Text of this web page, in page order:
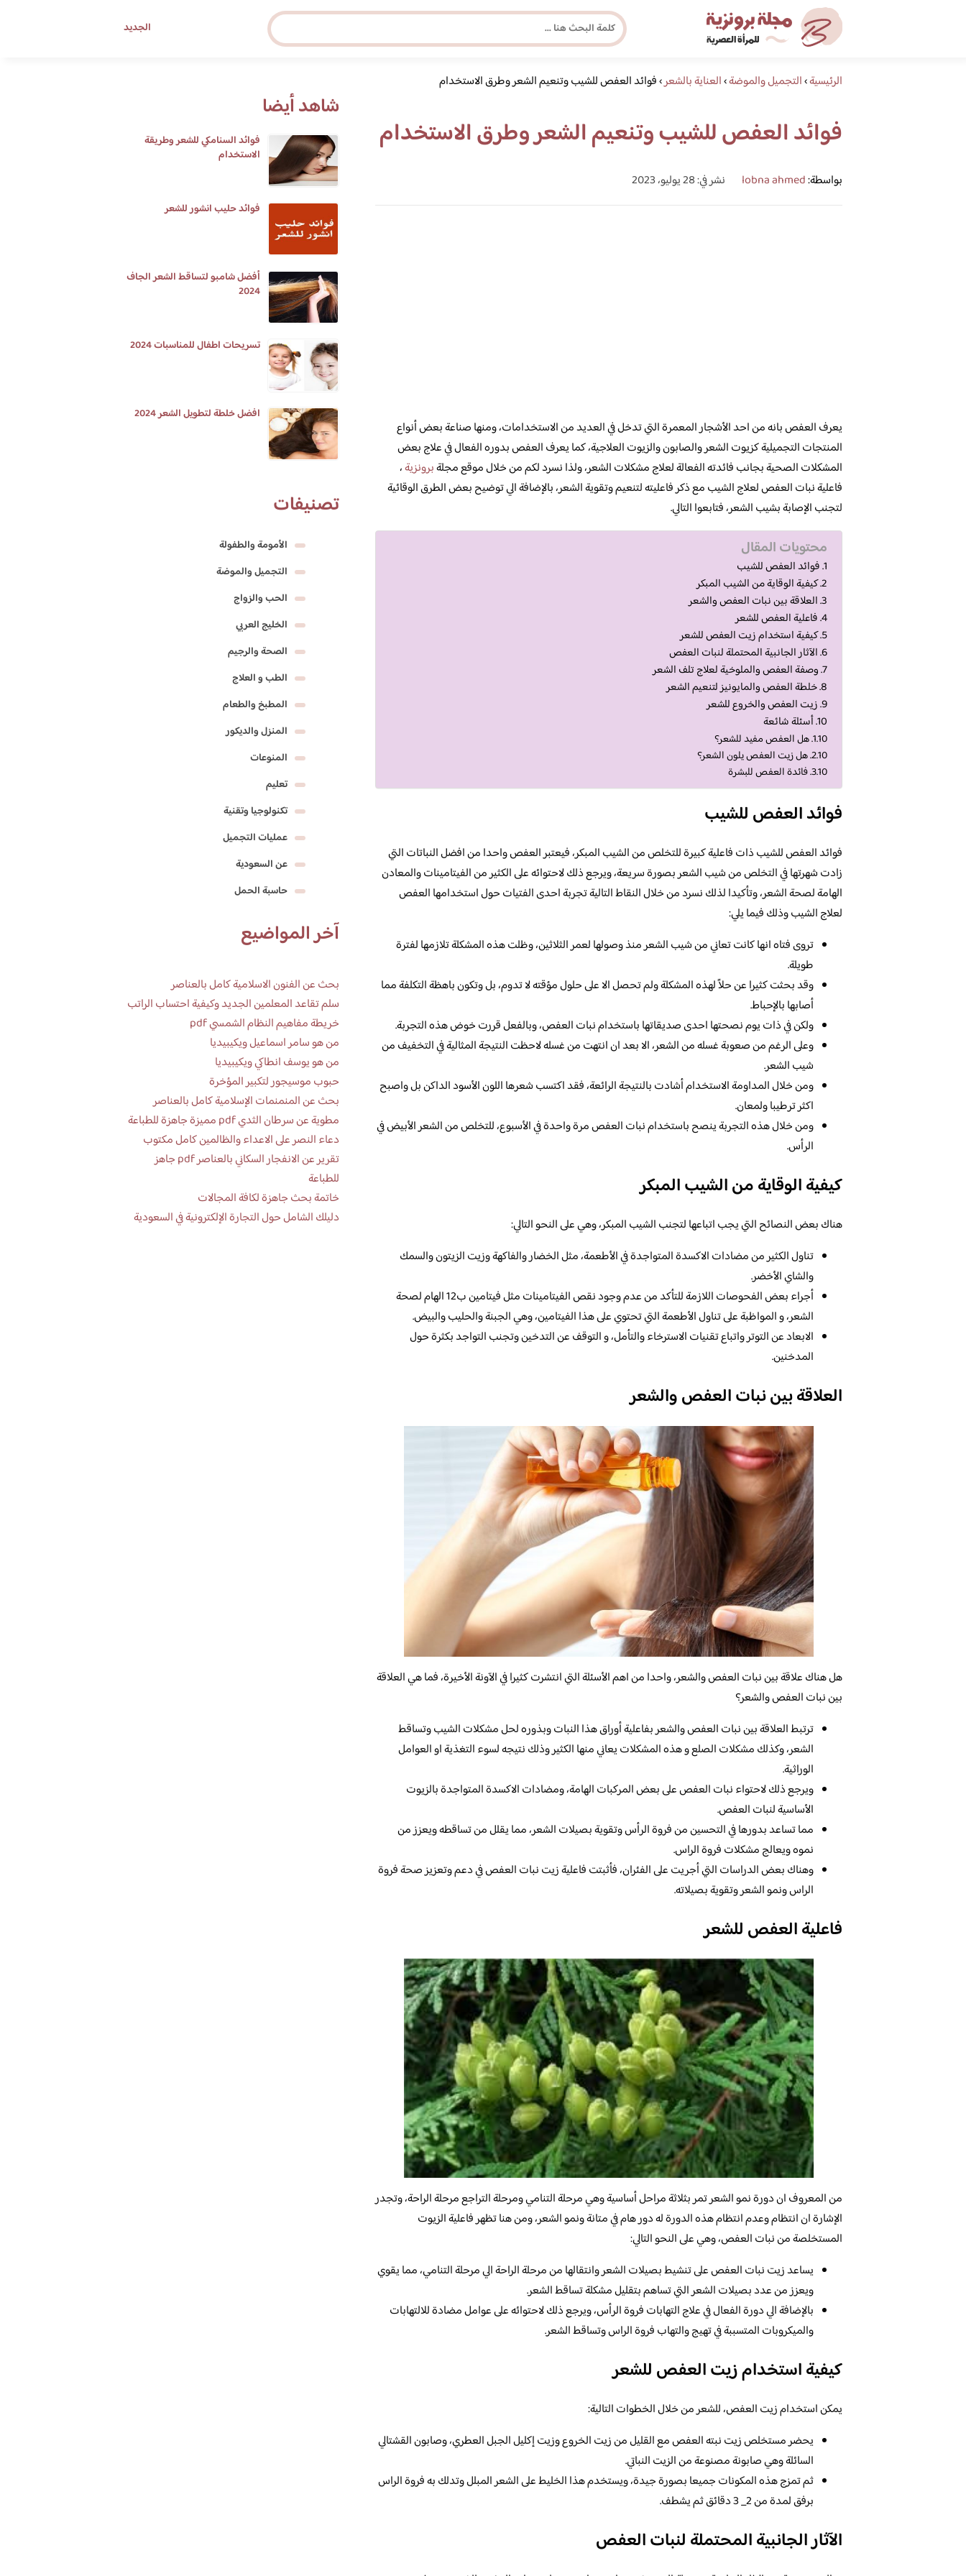
الجديد
مجلة برونزية للفتاة العصرية
ابحث عن أي موضوع يهمك
الرئيسية›التجميل والموضة›العناية بالشعر›فوائد العفص للشيب وتنعيم الشعر وطرق الاستخدام
فوائد العفص للشيب وتنعيم الشعر وطرق الاستخدام
بواسطة:lobna ahmed نشر في: 28 يوليو، 2023
يعرف العفص بانه من احد الأشجار المعمرة التي تدخل في العديد من الاستخدامات، ومنها صناعة بعض أنواع
المنتجات التجميلية كزيوت الشعر والصابون والزيوت العلاجية، كما يعرف العفص بدوره الفعال في علاج بعض
المشكلات الصحية بجانب فائدته الفعالة لعلاج مشكلات الشعر، ولذا نسرد لكم من خلال موقع مجلةبرونزية،
فاعلية نبات العفص لعلاج الشيب مع ذكر فاعليته لتنعيم وتقوية الشعر، بالإضافة الي توضيح بعض الطرق الوقائية
لتجنب الإصابة بشيب الشعر، فتابعوا التالي.
محتويات المقال
فوائد العفص للشيب
كيفية الوقاية من الشيب المبكر
العلاقة بين نبات العفص والشعر
فاعلية العفص للشعر
كيفية استخدام زيت العفص للشعر
الآثار الجانبية المحتملة لنبات العفص
وصفة العفص والملوخية لعلاج تلف الشعر
خلطة العفص والمايونيز لتنعيم الشعر
زيت العفص والخروع للشعر
أسئلة شائعة
هل العفص مفيد للشعر؟
هل زيت العفص يلون الشعر؟
فائدة العفص للبشرة
فوائد العفص للشيب
فوائد العفص للشيب ذات فاعلية كبيرة للتخلص من الشيب المبكر، فيعتبر العفص واحدا من افضل النباتات التي
زادت شهرتها في التخلص من شيب الشعر بصورة سريعة، ويرجع ذلك لاحتوائه على الكثير من الفيتامينات والمعادن
الهامة لصحة الشعر، وتأكيدا لذلك نسرد من خلال النقاط التالية تجربة احدى الفتيات حول استخدامها العفص
لعلاج الشيب وذلك فيما يلي:
تروى فتاه انها كانت تعاني من شيب الشعر منذ وصولها لعمر الثلاثين، وظلت هذه المشكلة تلازمها لفترة
طويلة.
وقد بحثت كثيرا عن حلاً لهذه المشكلة ولم تحصل الا على حلول مؤقته لا تدوم، بل وتكون باهظة التكلفة مما
أصابها بالإحباط.
ولكن في ذات يوم نصحتها احدى صديقاتها باستخدام نبات العفص، وبالفعل قررت خوض هذه التجربة.
وعلى الرغم من صعوبة غسله من الشعر، الا بعد ان انتهت من غسله لاحظت النتيجة المثالية في التخفيف من
شيب الشعر.
ومن خلال المداومة الاستخدام أشادت بالنتيجة الرائعة، فقد اكتسب شعرها اللون الأسود الداكن بل واصبح
اكثر ترطيبا ولمعان.
ومن خلال هذه التجربة ينصح باستخدام نبات العفص مرة واحدة في الأسبوع، للتخلص من الشعر الأبيض في
الرأس.
كيفية الوقاية من الشيب المبكر
هناك بعض النصائح التي يجب اتباعها لتجنب الشيب المبكر، وهي على النحو التالي:
تناول الكثير من مضادات الاكسدة المتواجدة في الأطعمة، مثل الخضار والفاكهة وزيت الزيتون والسمك
والشاي الأخضر.
أجراء بعض الفحوصات اللازمة للتأكد من عدم وجود نقص الفيتامينات مثل فيتامين ب12 الهام لصحة
الشعر، و المواظبة على تناول الأطعمة التي تحتوي على هذا الفيتامين، وهي الجبنة والحليب والبيض.
الابعاد عن التوتر واتباع تقنيات الاسترخاء والتأمل، و التوقف عن التدخين وتجنب التواجد بكثرة حول
المدخنين.
العلاقة بين نبات العفص والشعر
هل هناك علاقة بين نبات العفص والشعر، واحدا من اهم الأسئلة التي انتشرت كثيرا في الآونة الأخيرة، فما هي العلاقة
بين نبات العفص والشعر؟
ترتبط العلاقة بين نبات العفص والشعر بفاعلية أوراق هذا النبات وبذوره لحل مشكلات الشيب وتساقط
الشعر، وكذلك مشكلات الصلع و هذه المشكلات يعاني منها الكثير وذلك نتيجه لسوء التغذية او العوامل
الوراثية.
ويرجع ذلك لاحتواء نبات العفص على بعض المركبات الهامة، ومضادات الاكسدة المتواجدة بالزيوت
الأساسية لنبات العفص.
مما تساعد بدورها في التحسين من فروة الرأس وتقوية بصيلات الشعر، مما يقلل من تساقطه ويعزز من
نموه ويعالج مشكلات فروة الراس.
وهناك بعض الدراسات التي أجريت على الفئران، فأثبتت فاعلية زيت نبات العفص في دعم وتعزيز صحة فروة
الراس ونمو الشعر وتقوية بصيلاته.
فاعلية العفص للشعر
من المعروف ان دورة نمو الشعر تمر بثلاثة مراحل أساسية وهي مرحلة التنامي ومرحلة التراجع مرحلة الراحة، وتجدر
الإشارة ان انتظام وعدم انتظام هذه الدورة له دور هام في متانة ونمو الشعر، ومن هنا تظهر فاعلية الزيوت
المستخلصة من نبات العفص، وهي على النحو التالي:
يساعد زيت نبات العفص على تنشيط بصيلات الشعر وانتقالها من مرحلة الراحة الي مرحلة التنامي، مما يقوي
ويعزز من عدد بصيلات الشعر التي تساهم بتقليل مشكلة تساقط الشعر.
بالإضافة الي دورة الفعال في علاج التهابات فروة الرأس، ويرجع ذلك لاحتوائه على عوامل مضادة للالتهابات
والميكروبات المتسببة في تهيج والتهاب فروة الراس وتساقط الشعر.
كيفية استخدام زيت العفص للشعر
يمكن استخدام زيت العفص، للشعر من خلال الخطوات التالية:
يحضر مستخلص زيت نبته العفص مع القليل من زيت الخروع وزيت إكليل الجبل العطري، وصابون القشتالي
السائلة وهي صابونة مصنوعة من الزيت النباتي.
ثم تمزج هذه المكونات جميعا بصورة جيدة، ويستخدم هذا الخليط على الشعر المبلل وتدلك به فروة الراس
برفق لمدة من 2_ 3 دقائق ثم يشطف.
الآثار الجانبية المحتملة لنبات العفص
شاهد أيضا
فوائد السنامكي للشعر وطريقة
الاستخدام
فوائد حليب انشور للشعر
أفضل شامبو لتساقط الشعر الجاف
2024
تسريحات اطفال للمناسبات 2024
افضل خلطة لتطويل الشعر 2024
تصنيفات
الأمومة والطفولة
التجميل والموضة
الحب والزواج
الخليج العربي
الصحة والرجيم
الطب و العلاج
المطبخ والطعام
المنزل والديكور
المنوعات
تعليم
تكنولوجيا وتقنية
عمليات التجميل
عن السعودية
حاسبة الحمل
آخر المواضيع
بحث عن الفنون الاسلامية كامل بالعناصر
سلم تقاعد المعلمين الجديد وكيفية احتساب الراتب
خريطة مفاهيم النظام الشمسي pdf
من هو سامر اسماعيل ويكيبيديا
من هو يوسف انطاكي ويكيبيديا
حبوب موسيجور لتكبير المؤخرة
بحث عن المنمنمات الإسلامية كامل بالعناصر
مطوية عن سرطان الثدي pdf مميزة جاهزة للطباعة
دعاء النصر على الاعداء والظالمين كامل مكتوب
تقرير عن الانفجار السكاني بالعناصر pdf جاهز
للطباعة
خاتمة بحث جاهزة لكافة المجالات
دليلك الشامل حول التجارة الإلكترونية في السعودية